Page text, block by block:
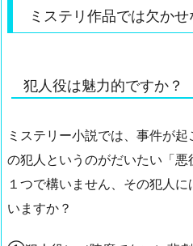
ミステリ作品では欠かせ
犯人役は魅力的ですか？
ミステリー小説では、事件が
の犯人というのがだいたい「悪
１つで構いません、その犯人
いますか？